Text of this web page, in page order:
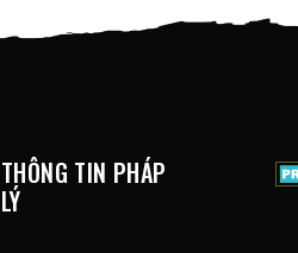
THÔNG TIN PHÁP
LÝ